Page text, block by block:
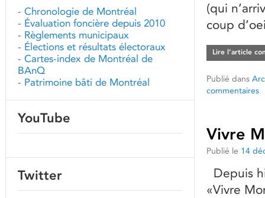
(qui
coup
Lire l’article
Publié dans
commentaires
Vivre
Publié le 14
Depuis
«Vivre
- Chronologie de Montréal
- Évaluation foncière depuis 2010
- Règlements municipaux
- Élections et résultats électoraux
- Cartes-index de Montréal de
BAnQ
- Patrimoine bâti de Montréal
YouTube
Twitter